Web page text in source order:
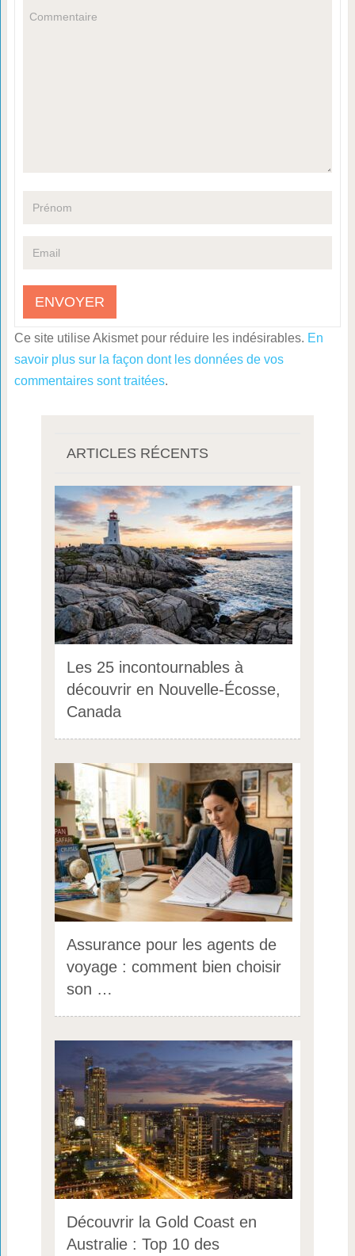
Ce site utilise Akismet pour réduire les indésirables. En
savoir plus sur la façon dont les données de vos
commentaires sont traitées.
ARTICLES RÉCENTS
Les 25 incontournables à
découvrir en Nouvelle-Écosse,
Canada
Assurance pour les agents de
voyage : comment bien choisir
son …
Découvrir la Gold Coast en
Australie : Top 10 des